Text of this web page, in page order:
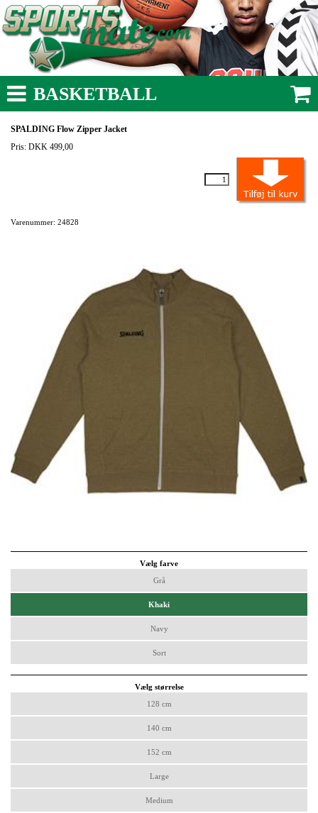
BASKETBALL
SPALDING Flow Zipper Jacket
Pris: DKK 499,00
Varenummer: 24828
Vælg farve
Grå
Khaki
Navy
Sort
Vælg størrelse
128 cm
140 cm
152 cm
Large
Medium